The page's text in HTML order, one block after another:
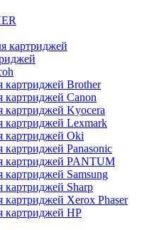
картриджей
картриджей Brother
картриджей Canon
картриджей Kyocera
картриджей Lexmark
картриджей Oki
картриджей Panasonic
картриджей PANTUM
картриджей Samsung
картриджей Sharp
картриджей Xerox Phaser
картриджей НР